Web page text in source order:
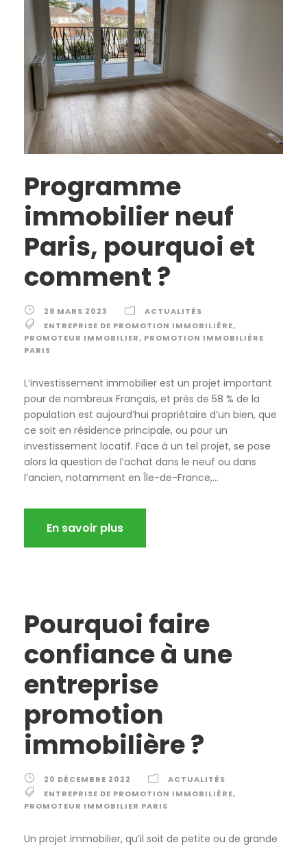
Programme
immobilier neuf
Paris, pourquoi et
comment ?
29 MARS 2023
ACTUALITÉS
ENTREPRISE DE PROMOTION IMMOBILIÈRE,
PROMOTEUR IMMOBILIER, PROMOTION IMMOBILIÈRE
PARIS
L’investissement immobilier est un projet important
pour de nombreux Français, et près de 58 % de la
population est aujourd’hui propriétaire d’un bien, que
ce soit en résidence principale, ou pour un
investissement locatif. Face à un tel projet, se pose
alors la question de l’achat dans le neuf ou dans
l’ancien, notamment en Île-de-France,...
En savoir plus
Pourquoi faire
confiance à une
entreprise
promotion
immobilière ?
20 DÉCEMBRE 2022
ACTUALITÉS
ENTREPRISE DE PROMOTION IMMOBILIÈRE,
PROMOTEUR IMMOBILIER PARIS
Un projet immobilier, qu’il soit de petite ou de grande